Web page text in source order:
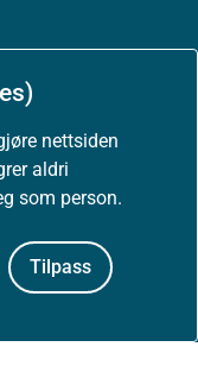
nettsiden
aldri
som person.
Tilpass